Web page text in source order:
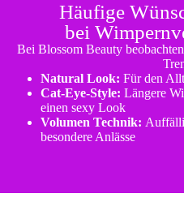
Häufige
bei
Bei Blossom Beauty
Natural Look: Für den
Cat-Eye-Style: Längere
einen sexy Look
Volumen Technik:
besondere Anlässe